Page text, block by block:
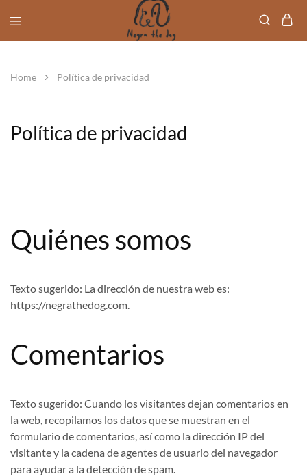
Dog
ayudamos
a
la
calle
Home Política de privacidad
Política de privacidad
Quiénes somos
Texto sugerido: La dirección de nuestra web es:
https://negrathedog.com.
Comentarios
Texto sugerido: Cuando los visitantes dejan comentarios en
la web, recopilamos los datos que se muestran en el
formulario de comentarios, así como la dirección IP del
visitante y la cadena de agentes de usuario del navegador
para ayudar a la detección de spam.